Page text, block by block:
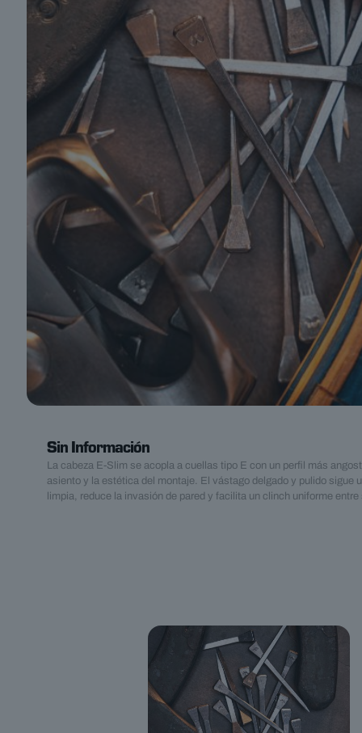
Sin Información
La cabeza E-Slim se acopla a cuellas tipo E con un perfil más
asiento y la estética del montaje. El vástago delgado y pulido sigue
limpia, reduce la invasión de pared y facilita un clinch uniforme